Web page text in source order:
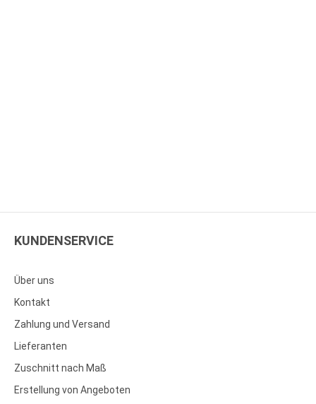
KUNDENSERVICE
Über uns
Kontakt
Zahlung und Versand
Lieferanten
Zuschnitt nach Maß
Erstellung von Angeboten